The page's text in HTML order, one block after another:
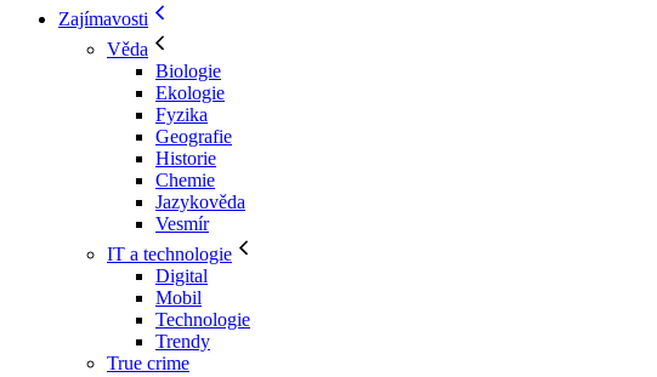
Zajímavosti
Věda
Biologie
Ekologie
Fyzika
Geografie
Historie
Chemie
Jazykověda
Vesmír
IT a technologie
Digital
Mobil
Technologie
Trendy
True crime